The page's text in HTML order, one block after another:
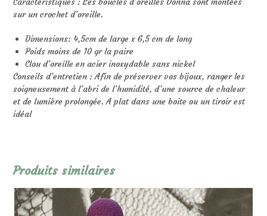
sur un crochet d’oreille.
Dimensions: 4,5cm de large x 6,5 cm de long
Poids moins de 10 gr la paire
Clou d’oreille en acier inoxydable sans nickel
Conseils d’entretien : Afin de préserver vos bijoux, ranger les
soigneusement à l’abri de l’humidité, d’une source de chaleur
et de lumière prolongée. A plat dans une boite ou un tiroir est
idéal
Produits similaires